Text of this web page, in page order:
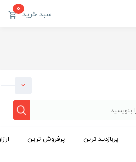
سبد خرید0
پربازدید ترین پرفروش ترین